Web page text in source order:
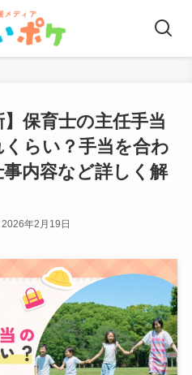
】保育士の主任手当
らい？手当を合わ
内容など詳しく解
2026年2月19日